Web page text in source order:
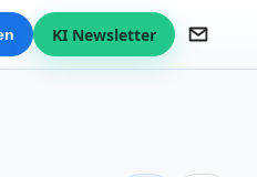
KI Newsletter